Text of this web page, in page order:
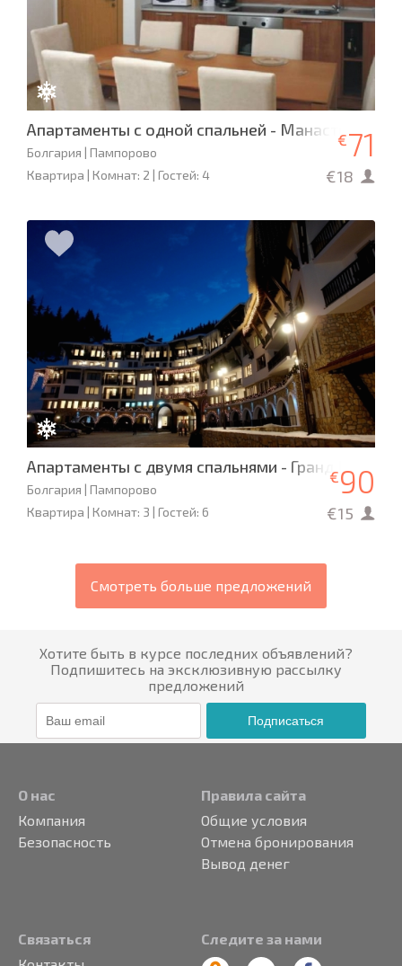
Апартаменты с одной спальней - Манастира 3
Болгария | Пампорово
Квартира | Комнат: 2 | Гостей: 4
€71
€18
Апартаменты с двумя спальнями - Гранд
Болгария | Пампорово
Квартира | Комнат: 3 | Гостей: 6
€90
€15
Смотреть больше предложений
Хотите быть в курсе последних объявлений?
Подпишитесь на эксклюзивную рассылку
предложений
Подписаться
О нас
Компания
Безопасность
Правила сайта
Общие условия
Отмена бронирования
Вывод денег
Связаться
Следите за нами